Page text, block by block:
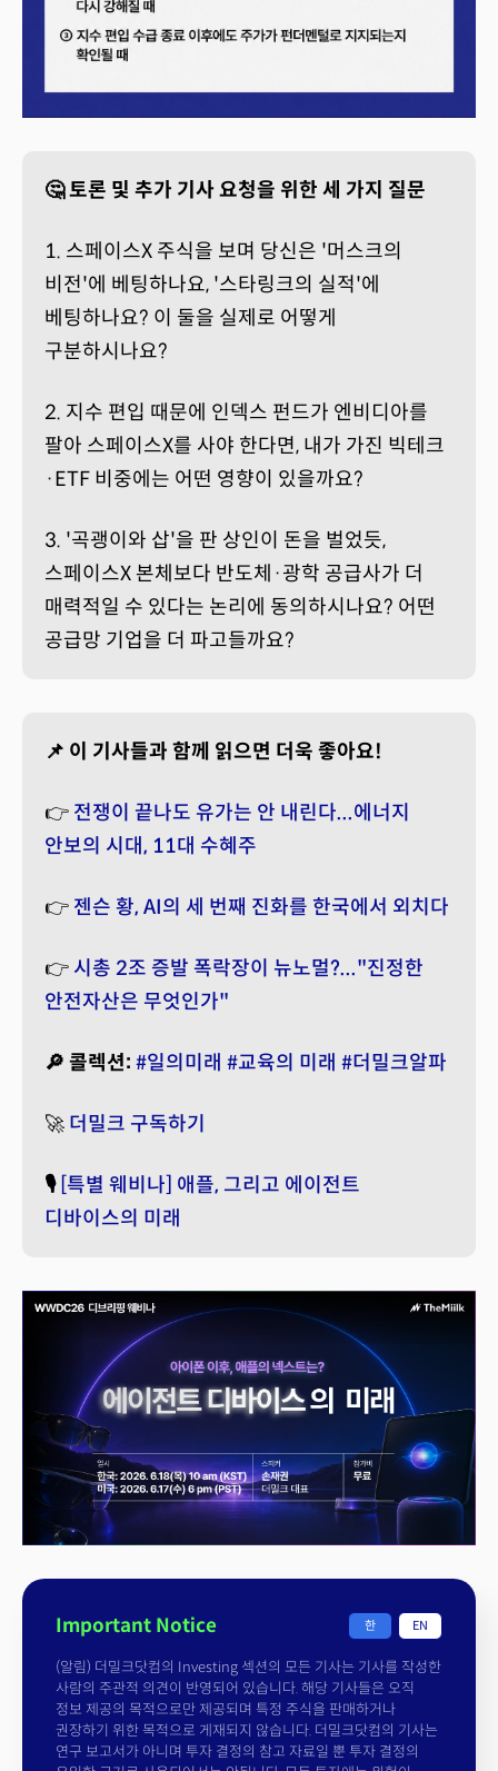
🤔 토론 및 추가 기사 요청을 위한 세 가지 질문
1. 스페이스X 주식을 보며 당신은 '머스크의
비전'에 베팅하나요, '스타링크의 실적'에
베팅하나요? 이 둘을 실제로 어떻게
구분하시나요?
2. 지수 편입 때문에 인덱스 펀드가 엔비디아를
팔아 스페이스X를 사야 한다면, 내가 가진 빅테크
·ETF 비중에는 어떤 영향이 있을까요?
3. '곡괭이와 삽'을 판 상인이 돈을 벌었듯,
스페이스X 본체보다 반도체·광학 공급사가 더
매력적일 수 있다는 논리에 동의하시나요? 어떤
공급망 기업을 더 파고들까요?
📌 이 기사들과 함께 읽으면 더욱 좋아요!
👉 전쟁이 끝나도 유가는 안 내린다...에너지
안보의 시대, 11대 수혜주
👉 젠슨 황, AI의 세 번째 진화를 한국에서 외치다
👉 시총 2조 증발 폭락장이 뉴노멀?..."진정한
안전자산은 무엇인가"
🔎 콜렉션: #일의미래 #교육의 미래 #더밀크알파
🚀 더밀크 구독하기
🎙️[특별 웨비나] 애플, 그리고 에이전트
디바이스의 미래
Important Notice 한 EN
(알림) 더밀크닷컴의 Investing 섹션의 모든 기사는 기사를 작성한
사람의 주관적 의견이 반영되어 있습니다. 해당 기사들은 오직
정보 제공의 목적으로만 제공되며 특정 주식을 판매하거나
권장하기 위한 목적으로 게재되지 않습니다. 더밀크닷컴의 기사는
연구 보고서가 아니며 투자 결정의 참고 자료일 뿐 투자 결정의